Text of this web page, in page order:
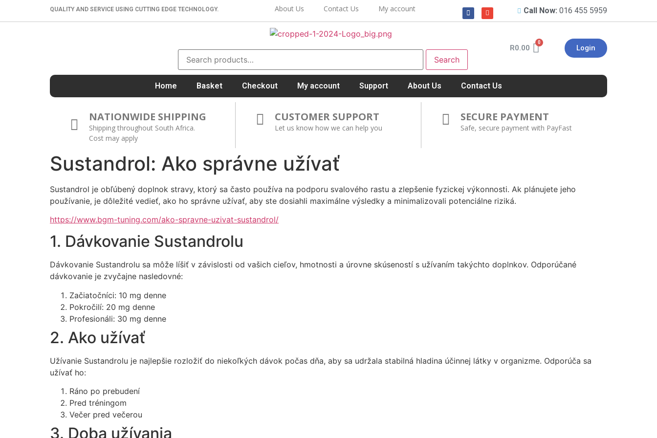
QUALITY AND SERVICE USING CUTTING EDGE TECHNOLOGY. About Us Contact Us My account Call Now: 016 455 5959
Search
R0.00 Login
Home Basket Checkout My account Support About Us Contact Us
NATIONWIDE SHIPPING
Shipping throughout South Africa.
Cost may apply
CUSTOMER SUPPORT
Let us know how we can help you
SECURE PAYMENT
Safe, secure payment with PayFast
Sustandrol: Ako správne užívať
Sustandrol je obľúbený doplnok stravy, ktorý sa často používa na podporu svalového rastu a zlepšenie fyzickej výkonnosti. Ak plánujete jeho
používanie, je dôležité vedieť, ako ho správne užívať, aby ste dosiahli maximálne výsledky a minimalizovali potenciálne riziká.
https://www.bgm-tuning.com/ako-spravne-uzivat-sustandrol/
1. Dávkovanie Sustandrolu
Dávkovanie Sustandrolu sa môže líšiť v závislosti od vašich cieľov, hmotnosti a úrovne skúseností s užívaním takýchto doplnkov. Odporúčané
dávkovanie je zvyčajne nasledovné:
Začiatočníci: 10 mg denne
Pokročilí: 20 mg denne
Profesionáli: 30 mg denne
2. Ako užívať
Užívanie Sustandrolu je najlepšie rozložiť do niekoľkých dávok počas dňa, aby sa udržala stabilná hladina účinnej látky v organizme. Odporúča sa
užívať ho:
Ráno po prebudení
Pred tréningom
Večer pred večerou
3. Doba užívania